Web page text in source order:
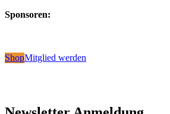
Sponsoren:
ShopMitglied werden